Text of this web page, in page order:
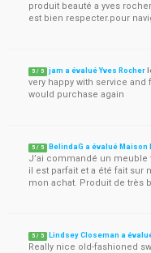
produit beauté a yves
est bien respecter.pour
5 / 5 jam a évalué Yves Rocher
very happy with service and
would purchase again
5 / 5 BelindaG a évalué Maison
J’ai commandé un
il est parfait et a été fait sur
mon achat. Produit de très
5 / 5 Lindsey Closeman a
Really nice old-fashioned